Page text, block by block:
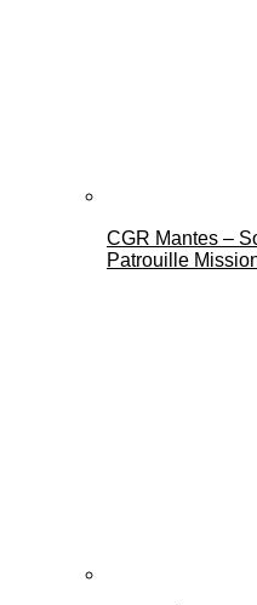
CGR Mantes –
Patrouille